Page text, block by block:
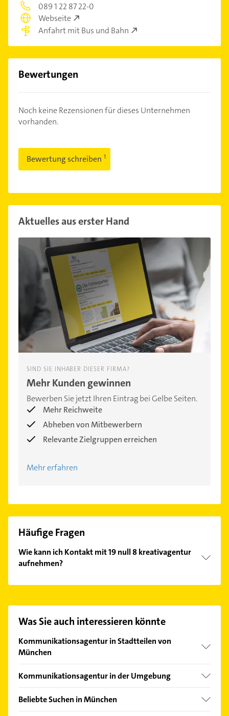
089 1 22 87 22-0
Webseite
Anfahrt mit Bus und Bahn
Bewertungen
Noch keine Rezensionen für dieses Unternehmen
vorhanden.
Bewertung schreiben
Aktuelles aus erster Hand
SIND SIE INHABER DIESER FIRMA?
Mehr Kunden gewinnen
Bewerben Sie jetzt Ihren Eintrag bei Gelbe Seiten.
Mehr Reichweite
Abheben von Mitbewerbern
Relevante Zielgruppen erreichen
Mehr erfahren
Häufige Fragen
Wie kann ich Kontakt mit 19 null 8 kreativagentur
aufnehmen?
Hier finden Sie alleKontaktdaten
Was Sie auch interessieren könnte
Kommunikationsagentur in Stadtteilen von
München
Allach
Au
Kommunikationsagentur in der Umgebung
Unterföhring
Beliebte Suchen in München